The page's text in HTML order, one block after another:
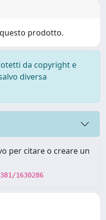
prodotto.
da copyright e
diversa
per citare o creare un
1630286